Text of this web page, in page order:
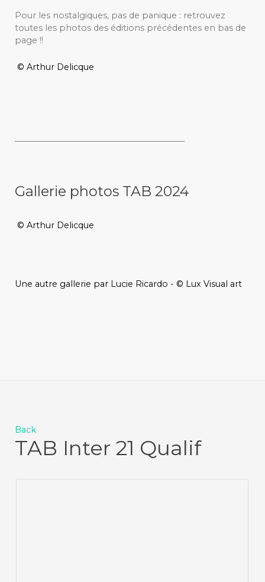
Pour les nostalgiques, pas de panique : retrouvez
toutes les photos des éditions précédentes en bas de
page !!
© Arthur Delicque
Gallerie photos TAB 2024
© Arthur Delicque
Une autre gallerie par Lucie Ricardo - © Lux Visual art
Back
TAB Inter 21 Qualif